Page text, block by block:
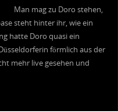
Man mag zu Doro stehen,
steht hinter ihr, wie ein
hatte Doro quasi ein
förmlich aus der
mehr live gesehen und